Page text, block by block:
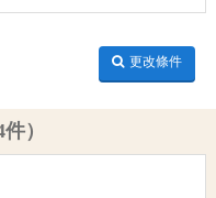
更改條件
）